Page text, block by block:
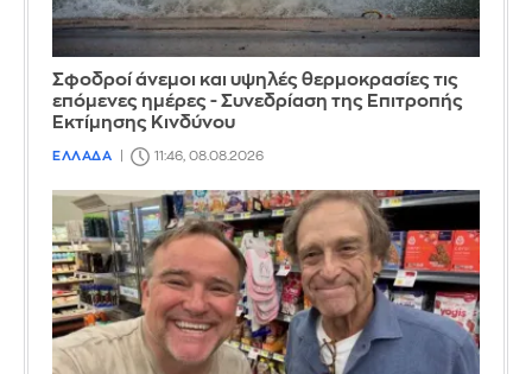
Σφοδροί άνεμοι και υψηλές θερμοκρασίες τις
επόμενες ημέρες - Συνεδρίαση της Επιτροπής
Εκτίμησης Κινδύνου
ΕΛΛΑΔΑ 11:46, 08.08.2026